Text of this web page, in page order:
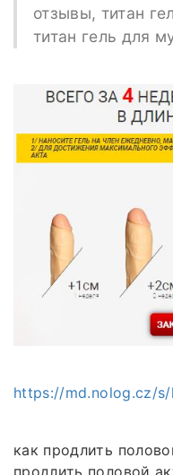
отзывы, титан
титан гель для
https://md.nolog.cz/s/
как продлить
продлить половой